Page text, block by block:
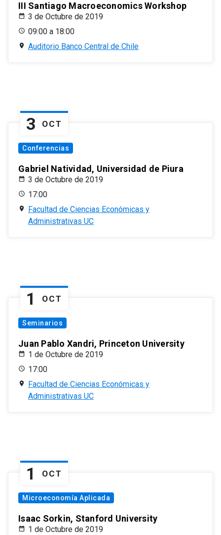
III Santiago Macroeconomics Workshop
3 de Octubre de 2019
09:00 a 18:00
Auditorio Banco Central de Chile
3 OCT
Conferencias
Gabriel Natividad, Universidad de Piura
3 de Octubre de 2019
17:00
Facultad de Ciencias Económicas y
Administrativas UC
1 OCT
Seminarios
Juan Pablo Xandri, Princeton University
1 de Octubre de 2019
17:00
Facultad de Ciencias Económicas y
Administrativas UC
1 OCT
Microeconomía Aplicada
Isaac Sorkin, Stanford University
1 de Octubre de 2019